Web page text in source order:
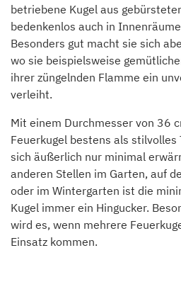
betriebene Kugel aus
bedenkenlos auch in
Besonders gut macht sie sich
wo sie beispielsweise
ihrer züngelnden Flamme ein
verleiht.
Mit einem Durchmesser von 36
Feuerkugel bestens als stilvolles
sich äußerlich nur minimal
anderen Stellen im Garten, auf
oder im Wintergarten ist die
Kugel immer ein Hingucker.
wird es, wenn mehrere
Einsatz kommen.